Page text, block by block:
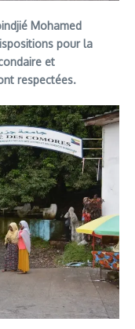
Mohamed
pour la
et
respectées.